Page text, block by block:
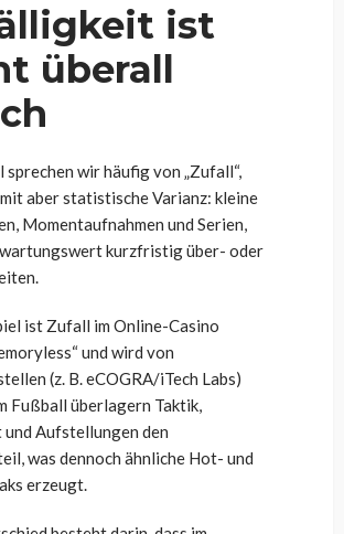
ist
überall
sprechen wir häufig von „Zufall“,
aber statistische Varianz: kleine
Momentaufnahmen und Serien,
kurzfristig über- oder
ist Zufall im Online-Casino
und wird von
(z. B. eCOGRA/iTech Labs)
Fußball überlagern Taktik,
Aufstellungen den
was dennoch ähnliche Hot- und
erzeugt.